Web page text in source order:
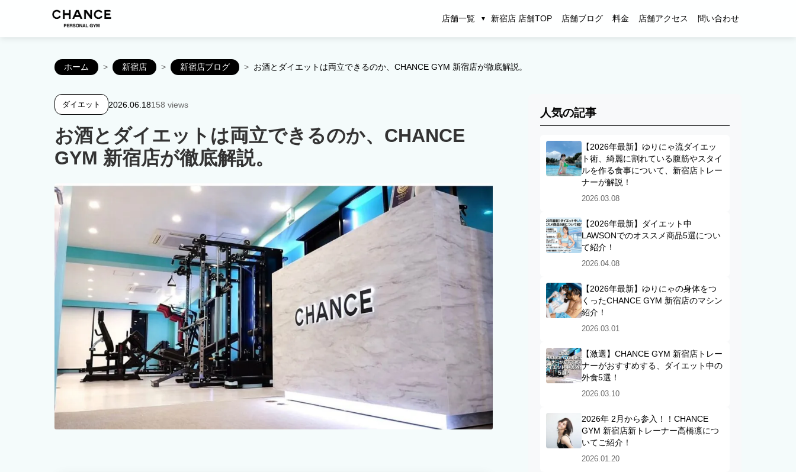
店舗一覧 新宿店 店舗TOP 店舗ブログ 料金 店舗アクセス 問い合わせ
ホーム > 新宿店 > 新宿店ブログ > お酒とダイエットは両立できるのか、CHANCE GYM 新宿店が徹底解説。
ダイエット 2026.06.18158 views
お酒とダイエットは両立できるのか、CHANCE
GYM 新宿店が徹底解説。
人気の記事
【2026年最新】ゆりにゃ流ダイエッ
ト術、綺麗に割れている腹筋やスタイ
ルを作る食事について、新宿店トレー
ナーが解説！
2026.03.08
【2026年最新】ダイエット中
LAWSONでのオススメ商品5選につい
て紹介！
2026.04.08
【2026年最新】ゆりにゃの身体をつ
くったCHANCE GYM 新宿店のマシン
紹介！
2026.03.01
【激選】CHANCE GYM 新宿店トレー
ナーがおすすめする、ダイエット中の
外食5選！
2026.03.10
2026年 2月から参入！！CHANCE
GYM 新宿店新トレーナー高橋凛につ
いてご紹介！
2026.01.20